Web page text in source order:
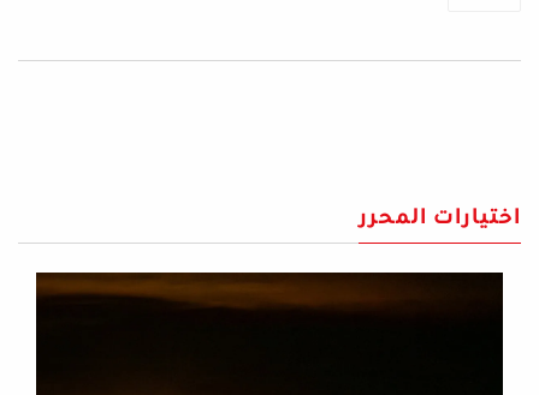
اختيارات المحرر